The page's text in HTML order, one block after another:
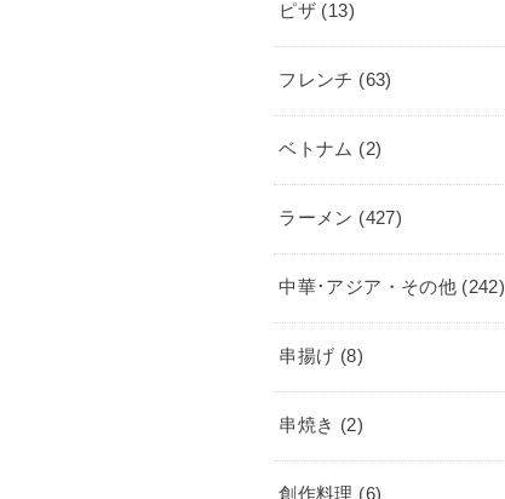
ピザ (13)
フレンチ (63)
ベトナム (2)
ラーメン (427)
中華･アジア・その他 (242)
串揚げ (8)
串焼き (2)